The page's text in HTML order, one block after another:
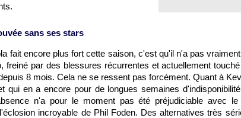
sans ses stars
fait encore plus fort cette saison, c'est qu'il n'a pas
freiné par des blessures récurrentes et actuellement
8 mois. Cela ne se ressent pas forcément. Quant à
qui en a encore pour de longues semaines
n'a pour le moment pas été préjudiciable avec
incroyable de Phil Foden. Des alternatives très